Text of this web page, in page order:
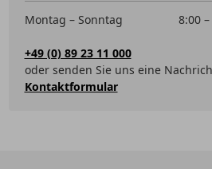
Montag – Sonntag 8:00
+49 (0) 89 23 11 000
oder senden Sie uns eine
Kontaktformular